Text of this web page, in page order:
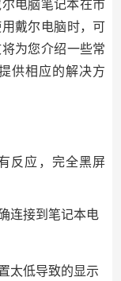
电脑笔记本在市
戴尔电脑时，可
为您介绍一些常
供相应的解决方
反应，完全黑屏
连接到笔记本电
太低导致的显示